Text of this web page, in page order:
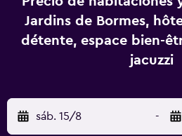
de temporada, entre muchas
además acceso a internet por
en las áreas comunes y un área
negocios y otros Tendrás
disposición. Hay un
Ubicación del establecimiento Al
Hotel Les Jardins De Bormes, en
Jardins de Bormes,
détente, espace bien-
jacuzzi
sáb. 15/8 -